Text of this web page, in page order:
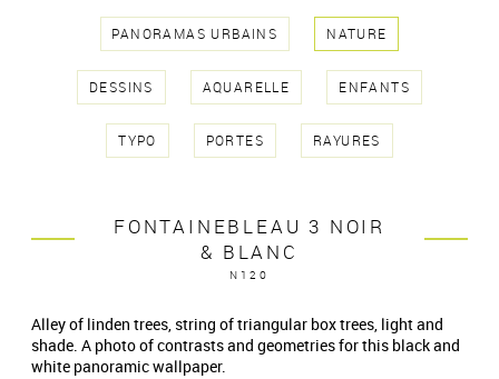
PANORAMAS URBAINS NATURE
DESSINS AQUARELLE ENFANTS
TYPO PORTES RAYURES
FONTAINEBLEAU 3 NOIR
& BLANC
N120
Alley of linden trees, string of triangular box trees, light and
shade. A photo of contrasts and geometries for this black and
white panoramic wallpaper.